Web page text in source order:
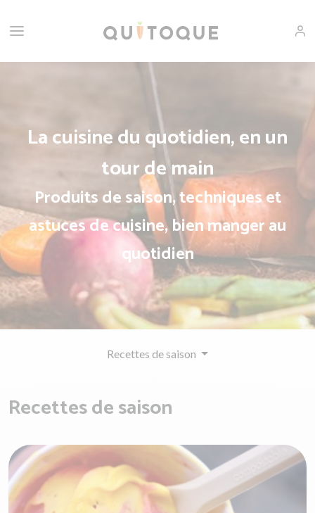
La cuisine du quotidien, en un
tour de main
Produits de saison, techniques et
astuces de cuisine, bien manger au
quotidien
Recettes de saison
Recettes de saison